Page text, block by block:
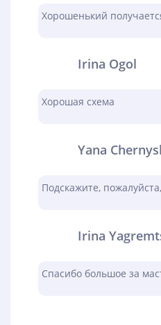
Хорошенький
Irina Ogol
Хорошая схема
Yana
Подскажите,
Irina
Спасибо большое за